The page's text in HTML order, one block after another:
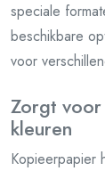
speciale
beschikbare
voor
Zorgt voor
kleuren
Kopieerpapier